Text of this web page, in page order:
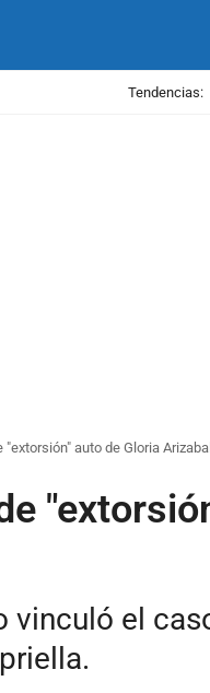
Tendencias:
"extorsión" auto de Gloria
vinculó el